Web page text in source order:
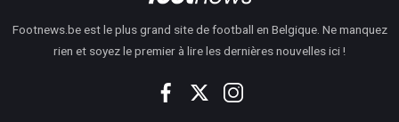
Footnews.be est le plus grand site de football en Belgique. Ne manquez
rien et soyez le premier à lire les dernières nouvelles ici !